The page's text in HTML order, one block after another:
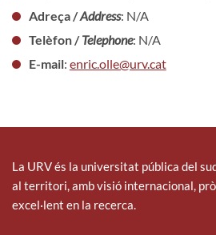
Adreça /Address: N/A
Telèfon /Telephone: N/A
E-mail: enric.olle@urv.cat
La URV és la universitat pública del
al territori, amb visió internacional,
excel·lent en la recerca.